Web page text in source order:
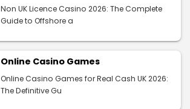
Non UK Licence Casino 2026: The Complete
Guide to Offshore a
Online Casino Games
Online Casino Games for Real Cash UK 2026:
The Definitive Gu